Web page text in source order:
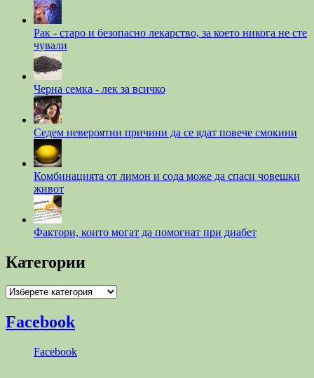
Рак - старо и безопасно лекарство, за което никога не сте
чували
Черна семка - лек за всичко
Седем невероятни причини да се ядат повече смокини
Комбинацията от лимон и сода може да спаси човешки
живот
Фактори, които могат да помогнат при диабет
Категории
Категории
Facebook
Facebook